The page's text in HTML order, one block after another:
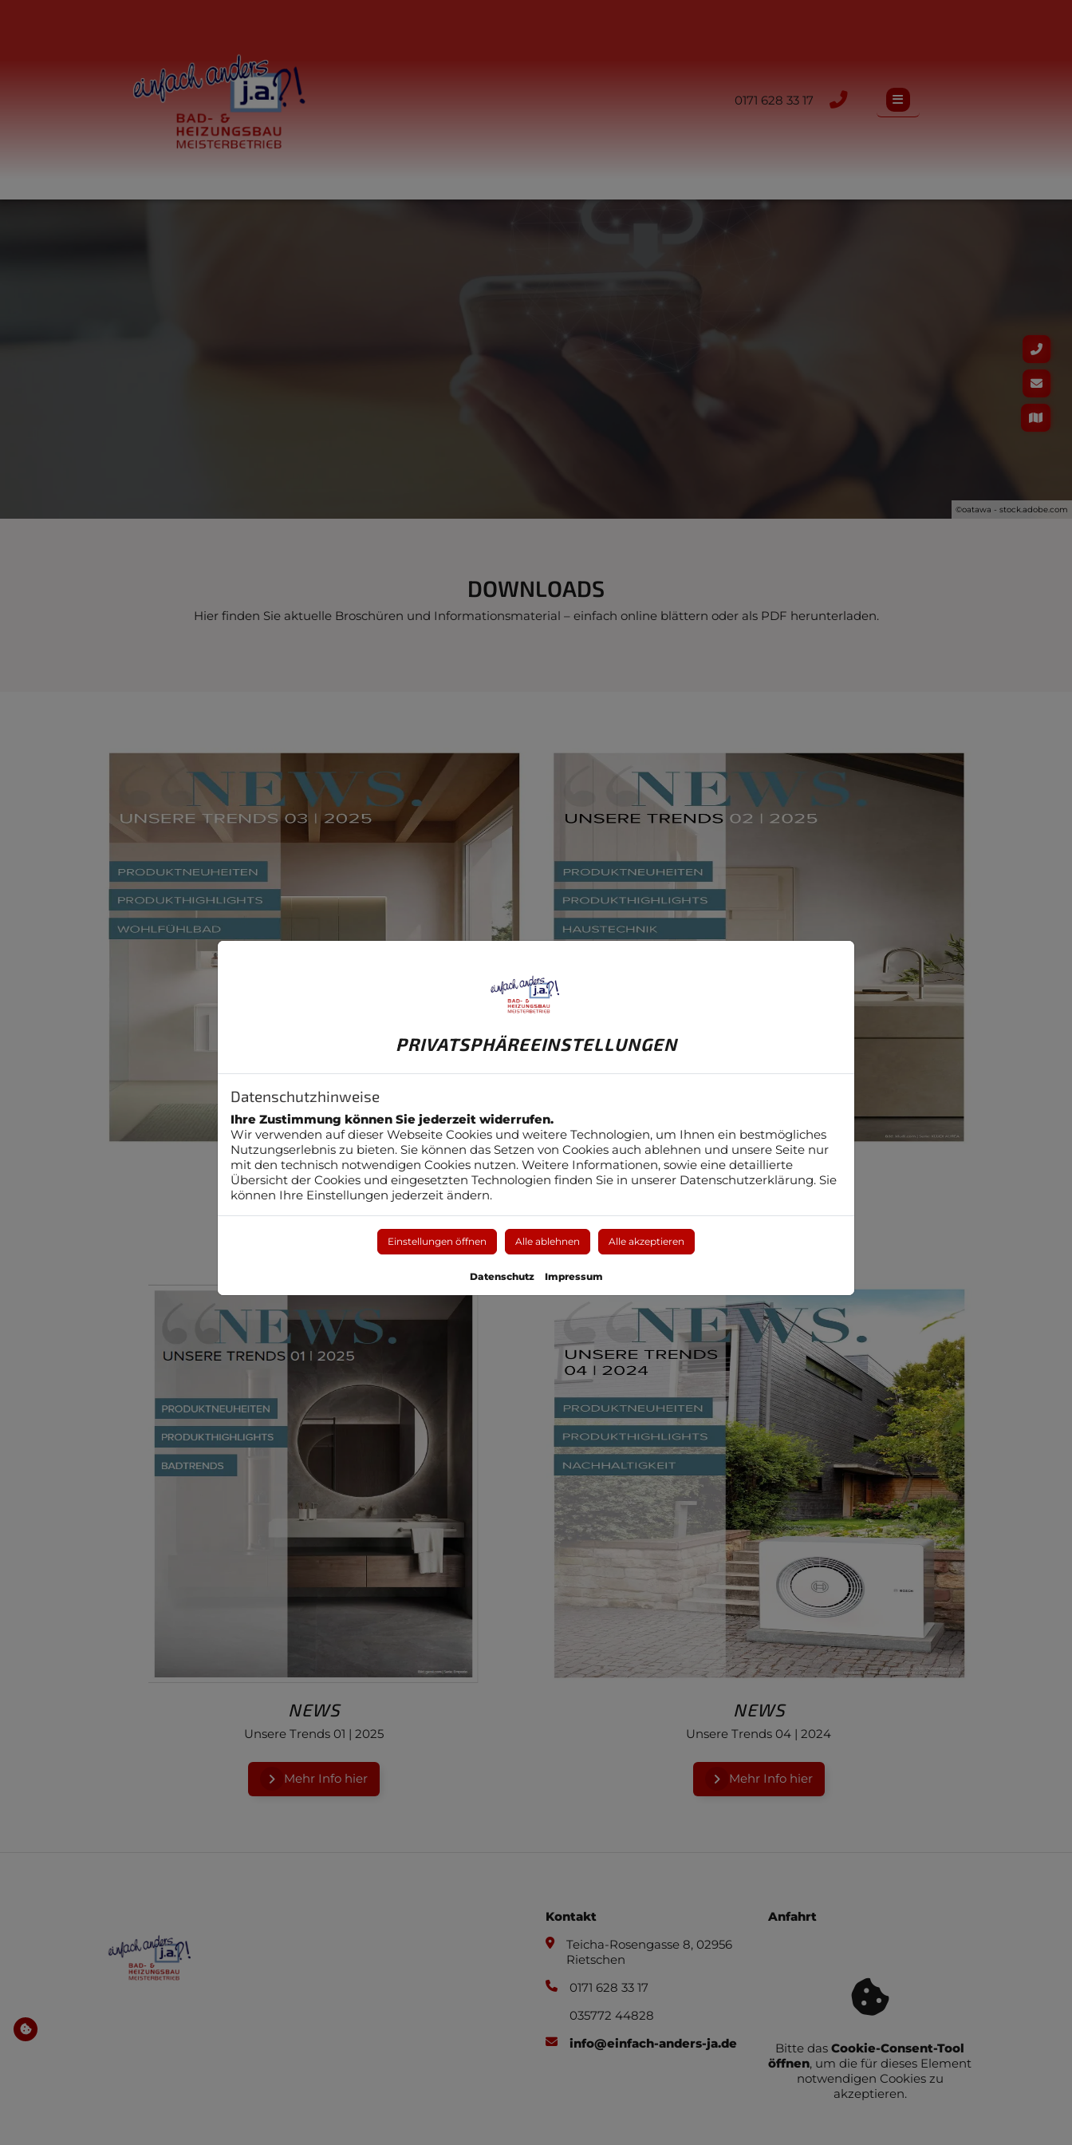
0171 628 33 17
©oatawa - stock.adobe.com
DOWNLOADS
Hier finden Sie aktuelle Broschüren und Informationsmaterial – einfach online blättern oder als PDF herunterladen.
NEWS
Unsere Trends 03 | 2025
NEWS
NEWS
Unsere Trends 01 | 2025
Mehr Info hier
NEWS
Unsere Trends 04 | 2024
Mehr Info hier
Kontakt
Teicha-Rosengasse 8, 02956
Rietschen
0171 628 33 17
035772 44828
info@einfach-anders-ja.de
Anfahrt
Bitte das Cookie-Consent-Tool
öffnen, um die für dieses Element
notwendigen Cookies zu
akzeptieren.
PRIVATSPHÄRE­EINSTELLUNGEN
Datenschutzhinweise
Ihre Zustimmung können Sie jederzeit widerrufen.
Wir verwenden auf dieser Webseite Cookies und weitere Technologien, um Ihnen ein bestmögliches
Nutzungserlebnis zu bieten. Sie können das Setzen von Cookies auch ablehnen und unsere Seite nur
mit den technisch notwendigen Cookies nutzen. Weitere Informationen, sowie eine detaillierte
Übersicht der Cookies und eingesetzten Technologien finden Sie in unserer Datenschutzerklärung. Sie
können Ihre Einstellungen jederzeit ändern.
Einstellungen öffnen Alle ablehnen Alle akzeptieren
Datenschutz Impressum